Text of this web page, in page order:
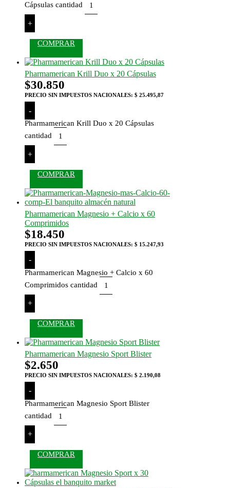
Cápsulas cantidad
+
COMPRAR
Pharmamerican Krill Duo x 20 Cápsulas
$30.850
PRECIO SIN IMPUESTOS NACIONALES: $ 25.495,87
-
Pharmamerican Krill Duo x 20 Cápsulas
cantidad
+
COMPRAR
Pharmamerican Magnesio + Calcio x 60
Comprimidos
$18.450
PRECIO SIN IMPUESTOS NACIONALES: $ 15.247,93
-
Pharmamerican Magnesio + Calcio x 60
Comprimidos cantidad
+
COMPRAR
Pharmamerican Magnesio Sport Blister
$2.650
PRECIO SIN IMPUESTOS NACIONALES: $ 2.190,08
-
Pharmamerican Magnesio Sport Blister
cantidad
+
COMPRAR